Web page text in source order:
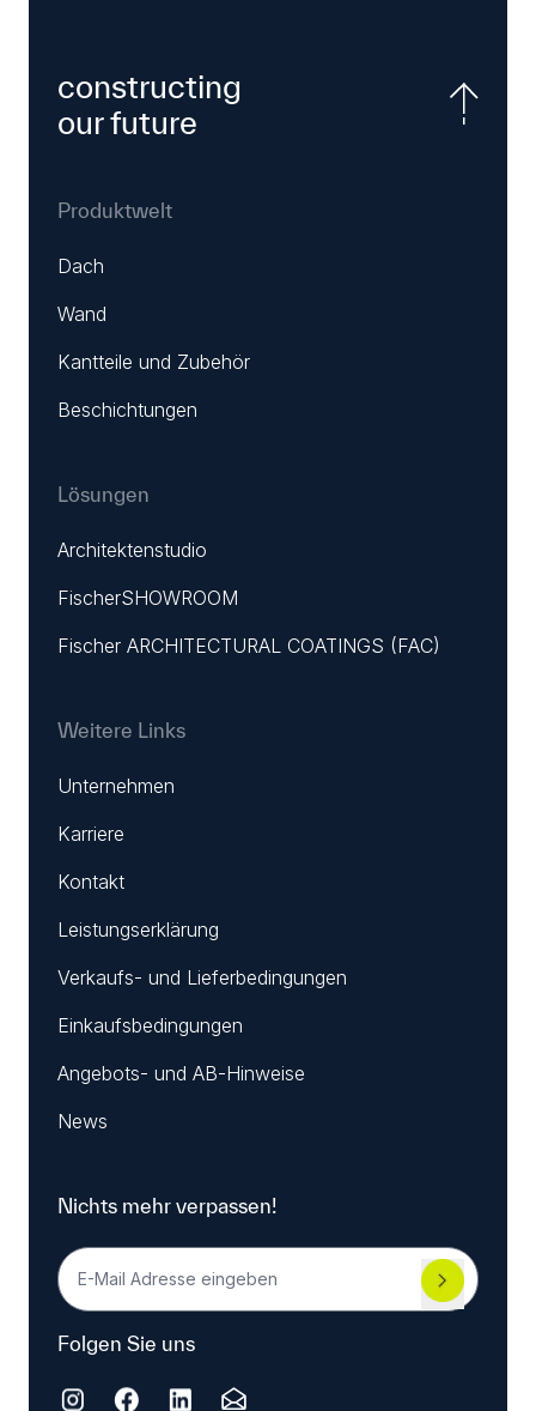
constructing
our future
Produktwelt
Dach
Wand
Kantteile und Zubehör
Beschichtungen
Lösungen
Architektenstudio
FischerSHOWROOM
Fischer ARCHITECTURAL COATINGS (FAC)
Weitere Links
Unternehmen
Karriere
Kontakt
Leistungserklärung
Verkaufs- und Lieferbedingungen
Einkaufsbedingungen
Angebots- und AB-Hinweise
News
Nichts mehr verpassen!
Folgen Sie uns